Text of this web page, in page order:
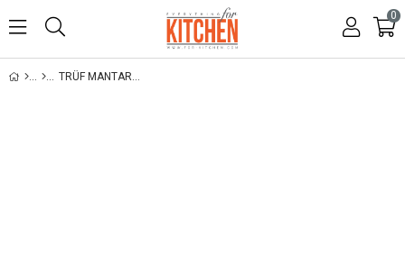
0
TRÜF MANTARLI ÇEŞNİ 70 GR